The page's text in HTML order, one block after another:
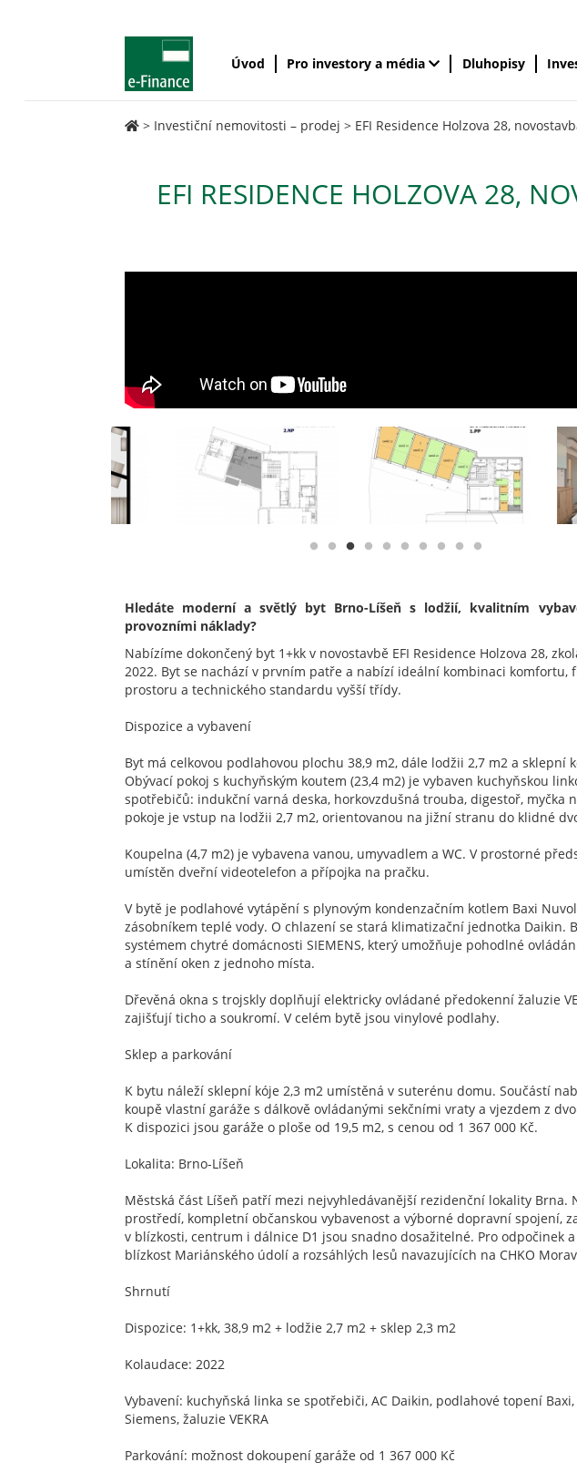
Úvod Pro investory a média Dluhopisy
> Investiční nemovitosti – prodej > EFI Residence Holzova 28,
EFI RESIDENCE HOLZOVA 28,
Hledáte moderní a světlý byt Brno-Líšeň s lodžií, kvalitním
provozními náklady?
Nabízíme dokončený byt 1+kk v novostavbě EFI Residence Holzova 28,
2022. Byt se nachází v prvním patře a nabízí ideální kombinaci komfortu,
prostoru a technického standardu vyšší třídy.
Dispozice a vybavení
Byt má celkovou podlahovou plochu 38,9 m2, dále lodžii 2,7 m2 a sklepní
Obývací pokoj s kuchyňským koutem (23,4 m2) je vybaven kuchyňskou
spotřebičů: indukční varná deska, horkovzdušná trouba, digestoř, myčka
pokoje je vstup na lodžii 2,7 m2, orientovanou na jižní stranu do klidné
Koupelna (4,7 m2) je vybavena vanou, umyvadlem a WC. V prostorné
umístěn dveřní videotelefon a přípojka na pračku.
V bytě je podlahové vytápění s plynovým kondenzačním kotlem Baxi
zásobníkem teplé vody. O chlazení se stará klimatizační jednotka Daikin.
systémem chytré domácnosti SIEMENS, který umožňuje pohodlné
a stínění oken z jednoho místa.
Dřevěná okna s trojskly doplňují elektricky ovládané předokenní žaluzie
zajišťují ticho a soukromí. V celém bytě jsou vinylové podlahy.
Sklep a parkování
K bytu náleží sklepní kóje 2,3 m2 umístěná v suterénu domu. Součástí
koupě vlastní garáže s dálkově ovládanými sekčními vraty a vjezdem z
K dispozici jsou garáže o ploše od 19,5 m2, s cenou od 1 367 000 Kč.
Lokalita: Brno-Líšeň
Městská část Líšeň patří mezi nejvyhledávanější rezidenční lokality Brna.
prostředí, kompletní občanskou vybavenost a výborné dopravní spojení,
v blízkosti, centrum i dálnice D1 jsou snadno dosažitelné. Pro odpočinek
blízkost Mariánského údolí a rozsáhlých lesů navazujících na CHKO
Shrnutí
Dispozice: 1+kk, 38,9 m2 + lodžie 2,7 m2 + sklep 2,3 m2
Kolaudace: 2022
Vybavení: kuchyňská linka se spotřebiči, AC Daikin, podlahové topení
Siemens, žaluzie VEKRA
Parkování: možnost dokoupení garáže od 1 367 000 Kč